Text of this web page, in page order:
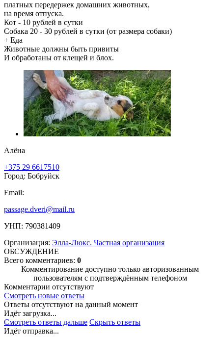
платных передержек домашних животных,
на время отпуска.
Кот - 10 рублей в сутки
Собака 20 - 30 рублей в сутки (от размера собаки)
+ Еда
Животные должны быть привиты
И обработаны от клещей и блох.
Алёна
+375 29 6617510
Город: Бобруйск
Email:
passage.dveri@mail.ru
УНП: 790381409
Организация: Элла-Люкс. Частная организация
ОБСУЖДЕНИЕ
Всего комментариев: 0
Комментирование доступно только авторизованным
пользователям с подтверждённым телефоном
Комментарии отсутствуют
Смотреть новые ответы
Ответы отсутствуют на данный момент
Идёт загрузка...
Смотреть ответы дальше Скрыть ответы
Идёт отправка...